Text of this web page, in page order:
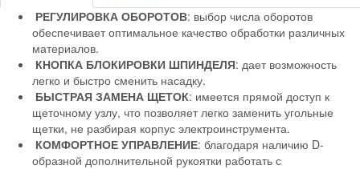
РЕГУЛИРОВКА ОБОРОТОВ: выбор числа оборотов
обеспечивает оптимальное качество обработки различных
материалов.
КНОПКА БЛОКИРОВКИ ШПИНДЕЛЯ: дает возможность
легко и быстро сменить насадку.
БЫСТРАЯ ЗАМЕНА ЩЕТОК: имеется прямой доступ к
щеточному узлу, что позволяет легко заменить угольные
щетки, не разбирая корпус электроинструмента.
КОМФОРТНОЕ УПРАВЛЕНИЕ: благодаря наличию D-
образной дополнительной рукоятки работать с